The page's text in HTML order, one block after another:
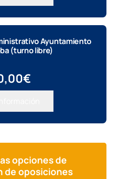
era:
es:
500,00€.
Ayuntamiento
(turno libre)
€
opciones de
de oposiciones